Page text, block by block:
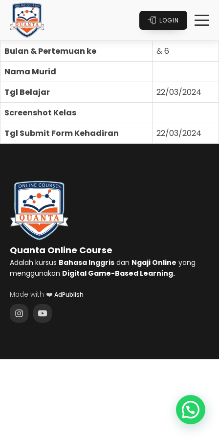
LOGIN
Bulan & Pertemuan ke
& 6
Nama Murid
Tgl Belajar
22/03/2024
Screenshot Kelas
Tgl Submit Form Kehadiran
22/03/2024
Quanta Online Course
Adalah kursus Bahasa Inggris dan Ngaji Online yang
menggunakan Digital Game-Based Learning.
Made with ❤️ AdPublish